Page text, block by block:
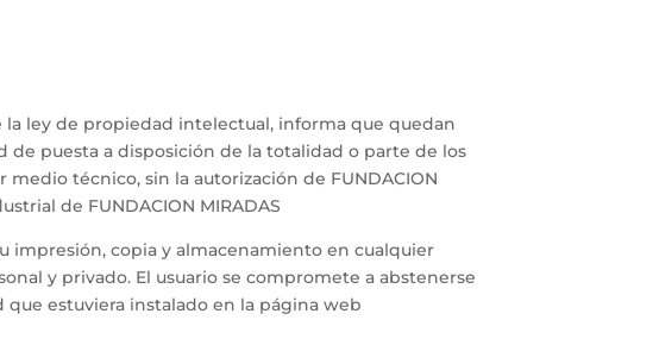
la ley de propiedad intelectual, informa que quedan
puesta a disposición de la totalidad o parte de los
técnico, sin la autorización de FUNDACION
de FUNDACION MIRADAS
impresión, copia y almacenamiento en cualquier
y privado. El usuario se compromete a abstenerse
estuviera instalado en la página web